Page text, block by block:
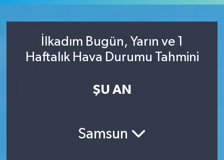
İlkadım Bugün, Yarın ve 1
Haftalık Hava Durumu Tahmini
ŞU AN
Samsun
Son Dakika Haberleri
Haber Arşivi